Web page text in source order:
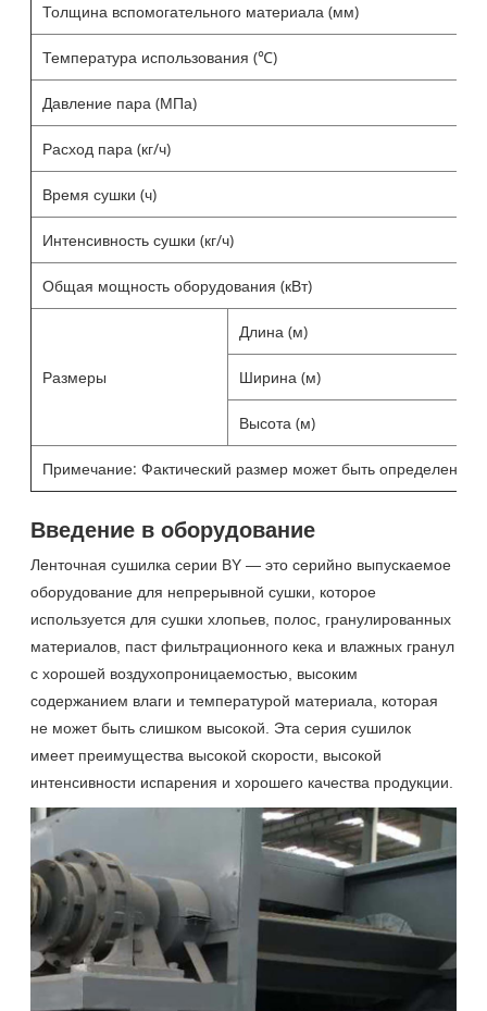
Толщина вспомогательного материала (мм)
Температура использования (℃)
Давление пара (МПа)
Расход пара (кг/ч)
Время сушки (ч)
Интенсивность сушки (кг/ч)
Общая мощность оборудования (кВт)
Размеры
Длина (м)
Ширина (м)
Высота (м)
Примечание: Фактический размер может быть определен в
Введение в оборудование
Ленточная сушилка серии BY — это серийно выпускаемое
оборудование для непрерывной сушки, которое
используется для сушки хлопьев, полос, гранулированных
материалов, паст фильтрационного кека и влажных гранул
с хорошей воздухопроницаемостью, высоким
содержанием влаги и температурой материала, которая
не может быть слишком высокой. Эта серия сушилок
имеет преимущества высокой скорости, высокой
интенсивности испарения и хорошего качества продукции.